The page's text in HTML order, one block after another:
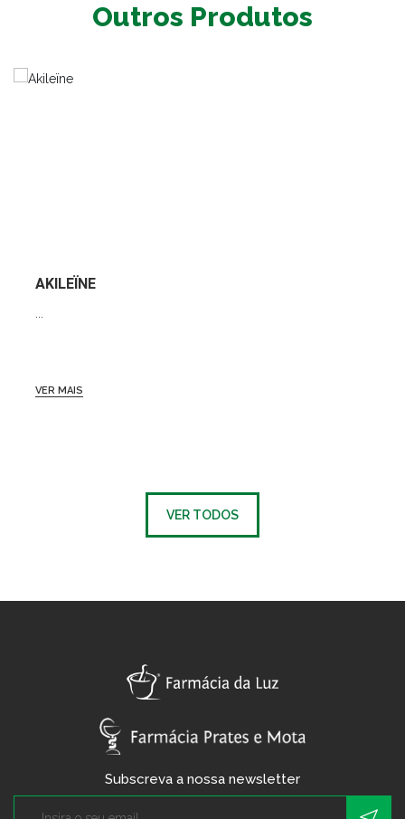
Outros Produtos
AKILEÏNE
...
VER MAIS
VER TODOS
Subscreva a nossa newsletter